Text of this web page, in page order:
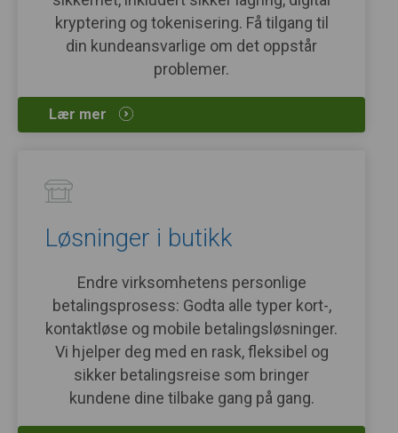
kryptering og tokenisering. Få tilgang til
din kundeansvarlige om det oppstår
problemer.
Lær mer
Løsninger i butikk
Endre virksomhetens personlige
betalingsprosess: Godta alle typer kort-,
kontaktløse og mobile betalingsløsninger.
Vi hjelper deg med en rask, fleksibel og
sikker betalingsreise som bringer
kundene dine tilbake gang på gang.